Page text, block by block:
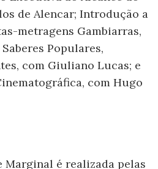
de Alencar; Introdução a
metragens Gambiarras,
Populares,
com Giuliano Lucas; e
com Hugo
Marginal é realizada pelas